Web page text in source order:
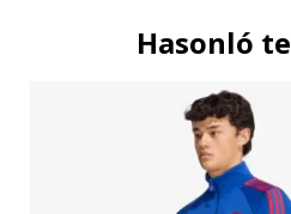
Hasonló